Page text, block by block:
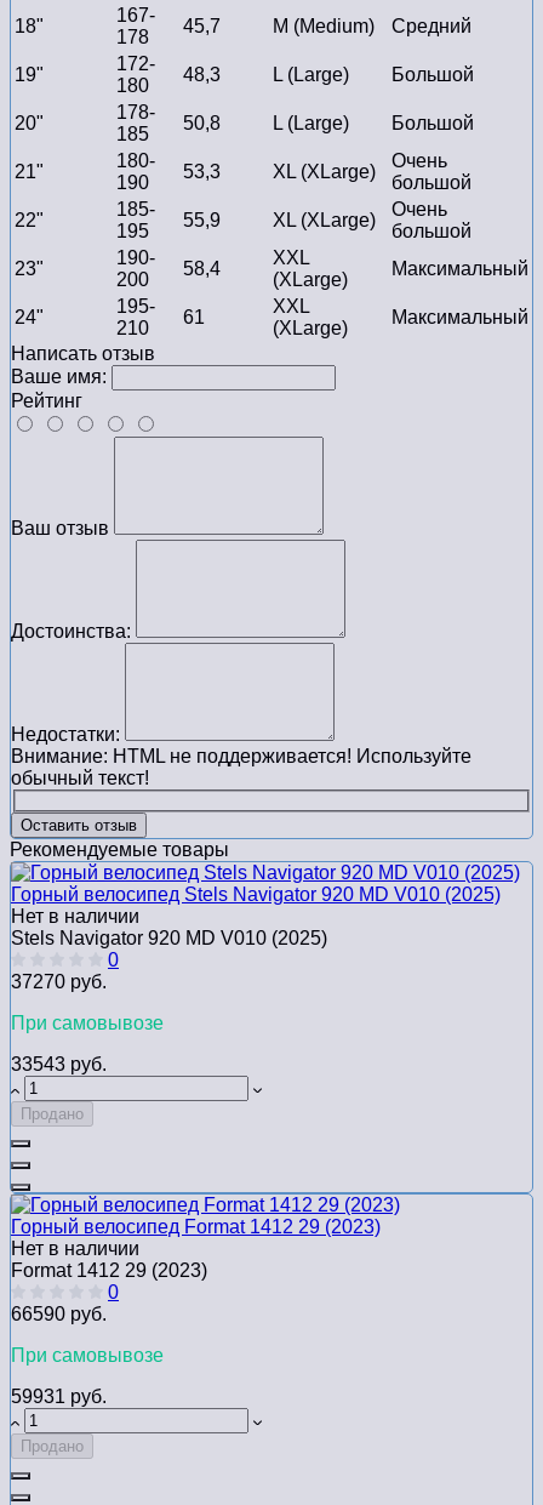
18"
167-
178
45,7 M (Medium) Средний
19"
172-
180
48,3 L (Large) Большой
20"
178-
185
50,8 L (Large) Большой
21"
180-
190
53,3 XL (XLarge)
Очень
большой
22"
185-
195
55,9 XL (XLarge)
Очень
большой
23"
190-
200
58,4
XXL
(XLarge)
Максимальный
24"
195-
210
61
XXL
(XLarge)
Максимальный
Написать отзыв
Ваше имя:
Рейтинг
Ваш отзыв
Достоинства:
Недостатки:
Внимание: HTML не поддерживается! Используйте
обычный текст!
Оставить отзыв
Рекомендуемые товары
Горный велосипед Stels Navigator 920 MD V010 (2025)
Нет в наличии
Stels Navigator 920 MD V010 (2025)
0
37270 руб.
При самовывозе
33543 руб.
Продано
Горный велосипед Format 1412 29 (2023)
Нет в наличии
Format 1412 29 (2023)
0
66590 руб.
При самовывозе
59931 руб.
Продано